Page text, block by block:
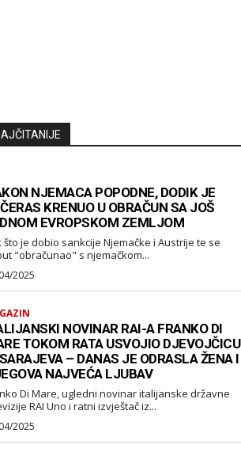
NJEMACA POPODNE, DODIK JE
KRENUO U OBRAČUN SA JOŠ
EVROPSKOM ZEMLJOM
što je dobio sankcije Njemačke i Austrije te se
"obračunao" s njemačkom...
2025
NOVINAR RAI-A FRANKO DI
TOKOM RATA USVOJIO DJEVOJČICU
– DANAS JE ODRASLA ŽENA I
NAJVEĆA LJUBAV
Di Mare, ugledni novinar italijanske državne
RAI Uno i ratni izvještač iz...
2025